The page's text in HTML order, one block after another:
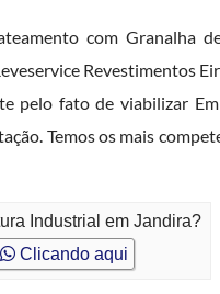
com Granalha
Revestimentos
pelo fato de viabilizar
Temos os mais
Industrial em Jandira?
Clicando aqui